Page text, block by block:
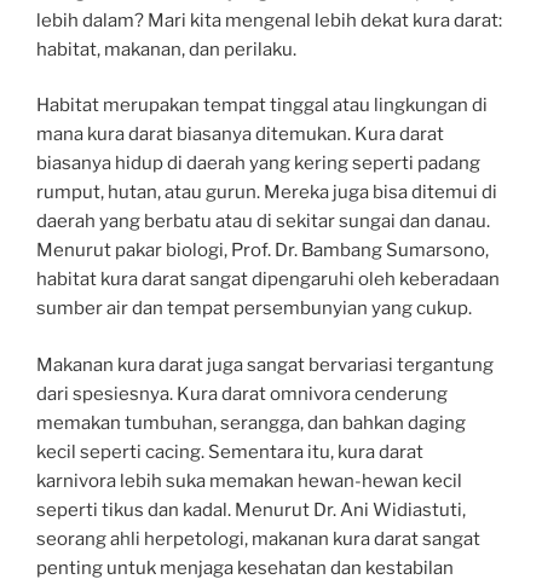
lebih dalam? Mari kita mengenal lebih dekat kura darat:
habitat, makanan, dan perilaku.
Habitat merupakan tempat tinggal atau lingkungan di
mana kura darat biasanya ditemukan. Kura darat
biasanya hidup di daerah yang kering seperti padang
rumput, hutan, atau gurun. Mereka juga bisa ditemui di
daerah yang berbatu atau di sekitar sungai dan danau.
Menurut pakar biologi, Prof. Dr. Bambang Sumarsono,
habitat kura darat sangat dipengaruhi oleh keberadaan
sumber air dan tempat persembunyian yang cukup.
Makanan kura darat juga sangat bervariasi tergantung
dari spesiesnya. Kura darat omnivora cenderung
memakan tumbuhan, serangga, dan bahkan daging
kecil seperti cacing. Sementara itu, kura darat
karnivora lebih suka memakan hewan-hewan kecil
seperti tikus dan kadal. Menurut Dr. Ani Widiastuti,
seorang ahli herpetologi, makanan kura darat sangat
penting untuk menjaga kesehatan dan kestabilan